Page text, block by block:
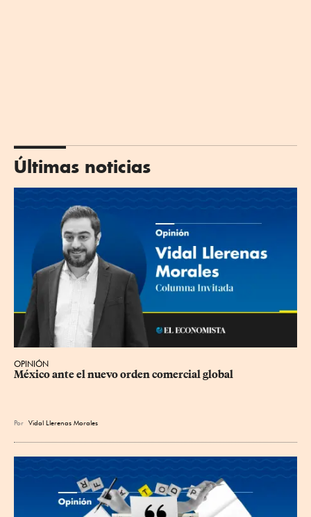
Últimas noticias
OPINIÓN
México ante el nuevo orden comercial global
Por Vidal Llerenas Morales